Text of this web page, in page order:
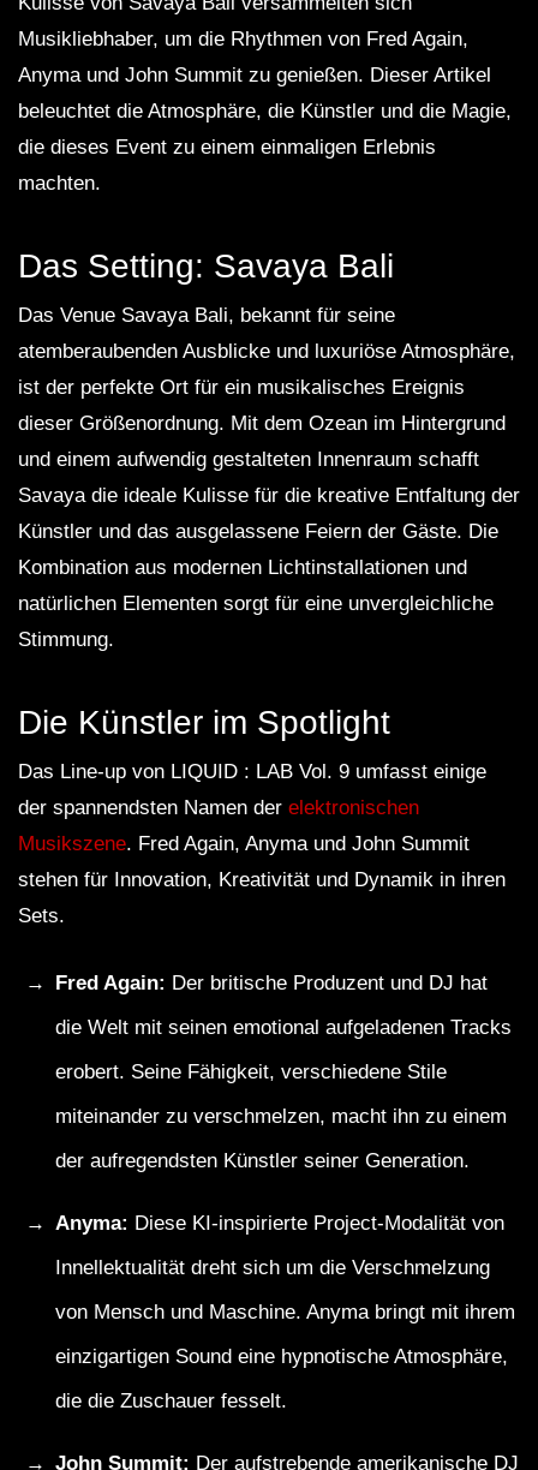
Musikliebhaber, um die Rhythmen von Fred Again,
Anyma und John Summit zu genießen. Dieser Artikel
beleuchtet die Atmosphäre, die Künstler und die Magie,
die dieses Event zu einem einmaligen Erlebnis
machten.
Das Setting: Savaya Bali
Das Venue Savaya Bali, bekannt für seine
atemberaubenden Ausblicke und luxuriöse Atmosphäre,
ist der perfekte Ort für ein musikalisches Ereignis
dieser Größenordnung. Mit dem Ozean im Hintergrund
und einem aufwendig gestalteten Innenraum schafft
Savaya die ideale Kulisse für die kreative Entfaltung der
Künstler und das ausgelassene Feiern der Gäste. Die
Kombination aus modernen Lichtinstallationen und
natürlichen Elementen sorgt für eine unvergleichliche
Stimmung.
Die Künstler im Spotlight
Das Line-up von LIQUID : LAB Vol. 9 umfasst einige
der spannendsten Namen der elektronischen
Musikszene. Fred Again, Anyma und John Summit
stehen für Innovation, Kreativität und Dynamik in ihren
Sets.
Fred Again: Der britische Produzent und DJ hat
die Welt mit seinen emotional aufgeladenen Tracks
erobert. Seine Fähigkeit, verschiedene Stile
miteinander zu verschmelzen, macht ihn zu einem
der aufregendsten Künstler seiner Generation.
Anyma: Diese KI-inspirierte Project-Modalität von
Innellektualität dreht sich um die Verschmelzung
von Mensch und Maschine. Anyma bringt mit ihrem
einzigartigen Sound eine hypnotische Atmosphäre,
die die Zuschauer fesselt.
John Summit: Der aufstrebende amerikanische DJ